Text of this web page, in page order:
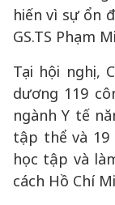
hiến vì sự ổn
GS.TS Phạm
Tại hội nghị,
dương 119
ngành Y tế
tập thể và 19
học tập và
cách Hồ Chí